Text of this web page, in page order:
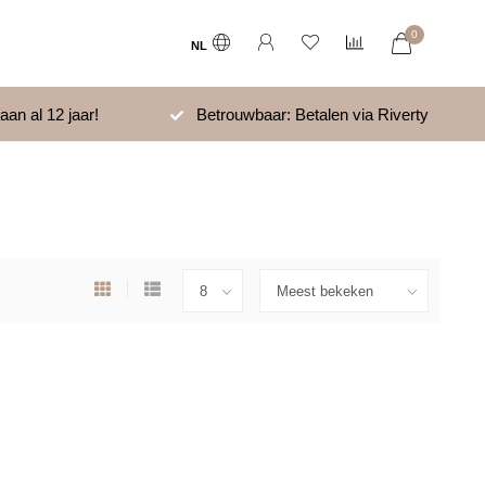
NL
0
al 12 jaar! Betrouwbaar: Betalen via Riverty